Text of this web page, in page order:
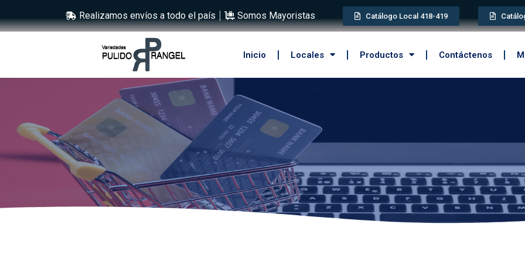
Realizamos envíos a todo el país Somos Mayoristas Catálogo Local 418-419
Inicio Locales Productos Contáctenos